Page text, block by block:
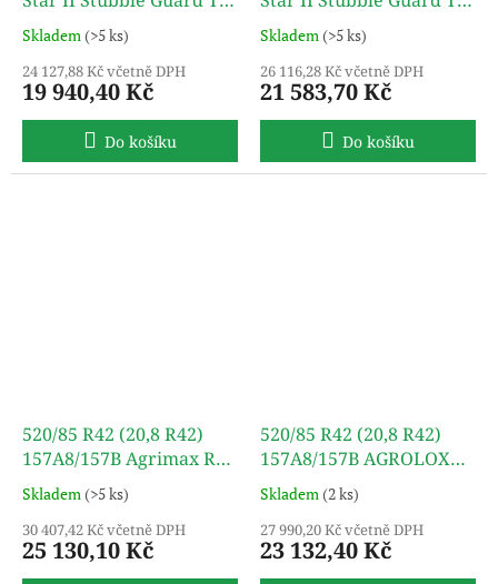
ALLIANCE
Skladem(>5 ks)
24 127,88 Kč včetně DPH
19 940,40 Kč
Do košíku
ALLIANCE
Skladem(>5 ks)
26 116,28 Kč včetně DPH
21 583,70 Kč
Do košíku
520/85 R42 (20,8 R42)
157A8/157B Agrimax RT
855 TL BKT
Skladem(>5 ks)
30 407,42 Kč včetně DPH
25 130,10 Kč
520/85 R42 (20,8 R42)
157A8/157B AGROLOX
TL ÖZKA
Skladem(2 ks)
27 990,20 Kč včetně DPH
23 132,40 Kč